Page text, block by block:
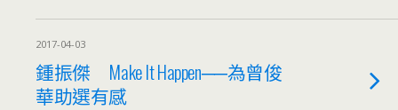
2017-04-03
鍾振傑 Make It Happen──為曾俊
華助選有感